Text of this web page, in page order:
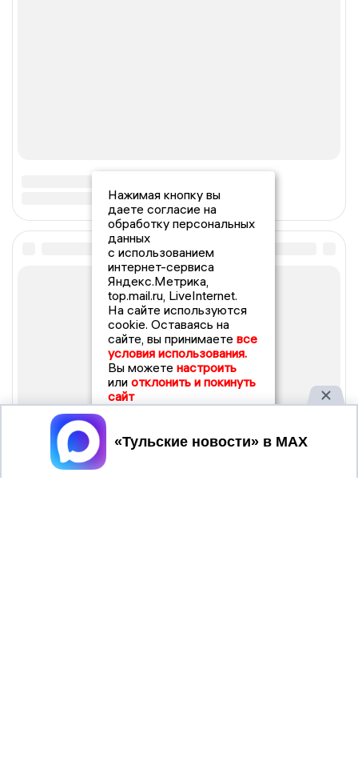
Нажимая кнопку вы
даете согласие на
обработку персональных
данных
с использованием
интернет-сервиса
Яндекс.Метрика,
top.mail.ru, LiveInternet.
На сайте используются
cookie. Оставаясь на
сайте, вы принимаете все
условия использования.
Вы можете настроить
или отклонить и покинуть
сайт
Принять